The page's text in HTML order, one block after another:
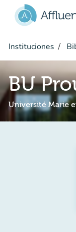
Instituciones
BU
Université Marie